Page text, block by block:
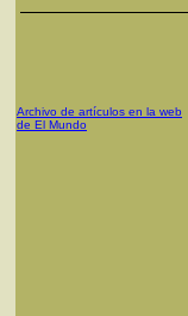
Archivo de artículos en la web
de El Mundo